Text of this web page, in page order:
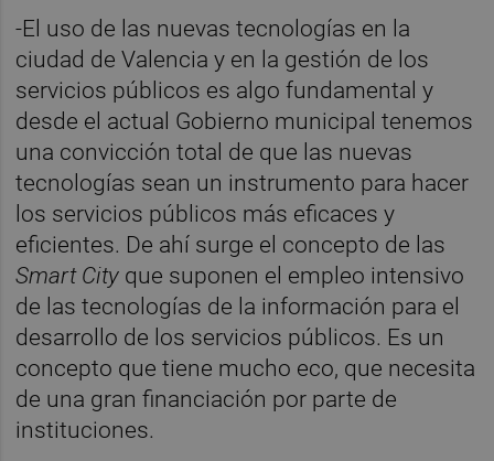
-El uso de las nuevas tecnologías en la
ciudad de Valencia y en la gestión de los
servicios públicos es algo fundamental y
desde el actual Gobierno municipal tenemos
una convicción total de que las nuevas
tecnologías sean un instrumento para hacer
los servicios públicos más eficaces y
eficientes. De ahí surge el concepto de las
Smart City que suponen el empleo intensivo
de las tecnologías de la información para el
desarrollo de los servicios públicos. Es un
concepto que tiene mucho eco, que necesita
de una gran financiación por parte de
instituciones.